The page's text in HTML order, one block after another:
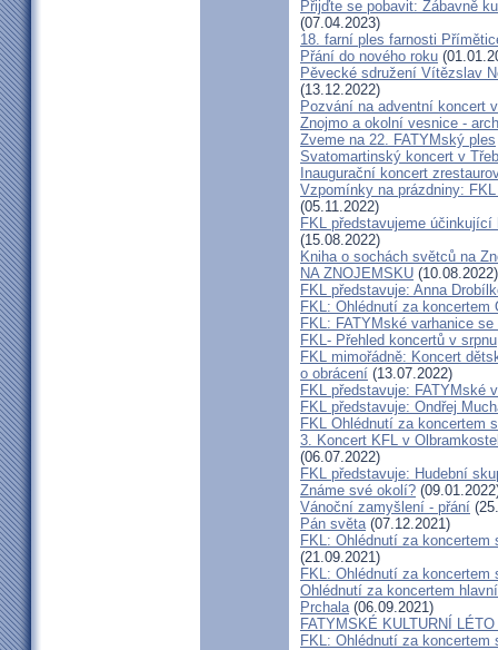
Přijďte se pobavit: Zábavně
(07.04.2023)
18. farní ples farnosti
Přání do nového roku
Pěvecké sdružení Vítězslav
(13.12.2022)
Pozvání na adventní koncert
Znojmo a okolní vesnice -
Zveme na 22. FATYMský ples
Svatomartinský koncert v
Inaugurační koncert
Vzpomínky na prázdniny:
(05.11.2022)
FKL představujeme účinkující
(15.08.2022)
Kniha o sochách světců na
NA ZNOJEMSKU (10.08.2022)
FKL představuje: Anna
FKL: Ohlédnutí za koncertem
FKL: FATYMské varhanice
FKL- Přehled koncertů v srpnu
FKL mimořádně: Koncert
o obrácení (13.07.2022)
FKL představuje: FATYMské
FKL představuje: Ondřej
FKL Ohlédnutí za koncertem
3. Koncert KFL v
(06.07.2022)
FKL představuje: Hudební
Známe své okolí?
Vánoční zamyšlení - přání
Pán světa(07.12.2021)
FKL: Ohlédnutí za koncertem
(21.09.2021)
FKL: Ohlédnutí za
Ohlédnutí za koncertem
Prchala(06.09.2021)
FATYMSKÉ KULTURNÍ
FKL: Ohlédnutí za